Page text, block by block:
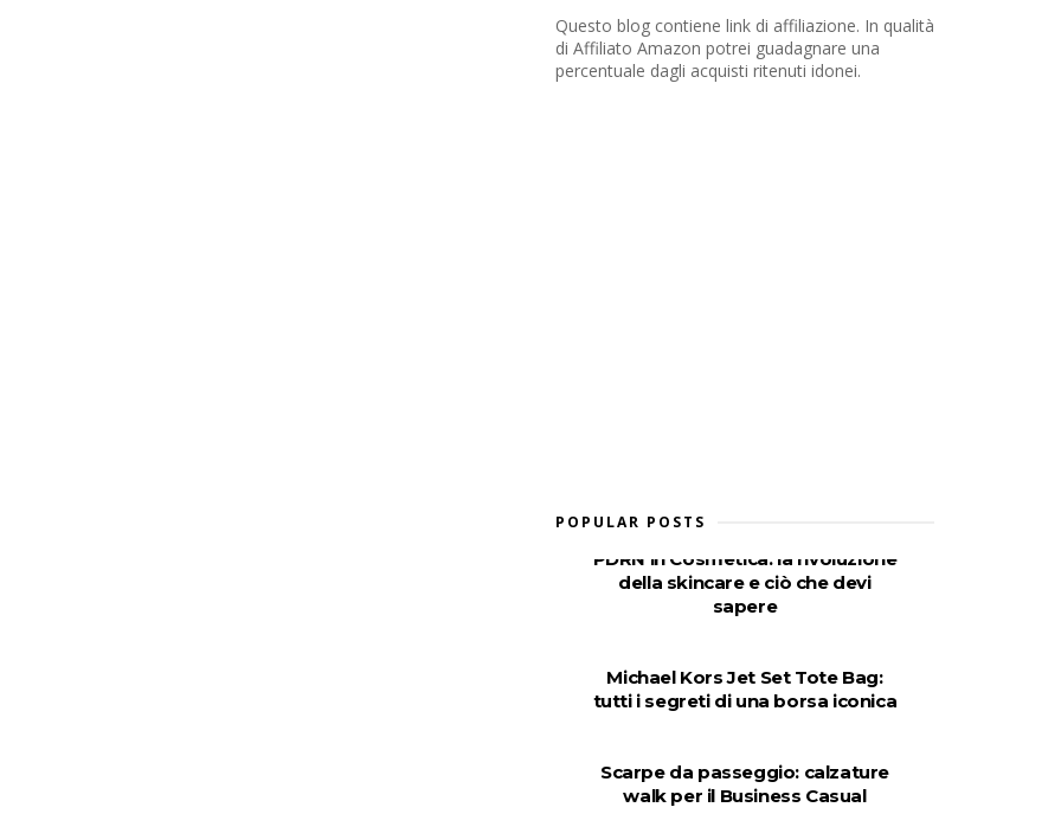
Questo blog contiene link di affiliazione. In qualità
di Affiliato Amazon potrei guadagnare una
percentuale dagli acquisti ritenuti idonei.
POPULAR POSTS
PDRN in Cosmetica: la rivoluzione
della skincare e ciò che devi
sapere
Michael Kors Jet Set Tote Bag:
tutti i segreti di una borsa iconica
Scarpe da passeggio: calzature
walk per il Business Casual